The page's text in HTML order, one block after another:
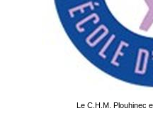
Le C.H.M. Plouhinec